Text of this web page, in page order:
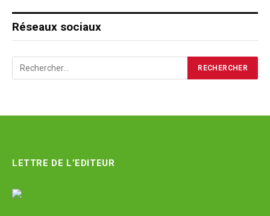
Réseaux sociaux
LETTRE DE L’EDITEUR